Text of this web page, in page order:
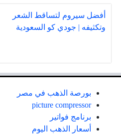
أفضل سيروم لتساقط الشعر
وتكثيفه | جودي كو السعودية
بورصة الذهب في مصر
picture compressor
برنامج فواتير
أسعار الذهب اليوم